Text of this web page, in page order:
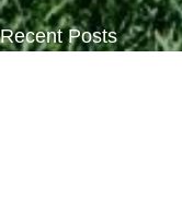
Recent Posts